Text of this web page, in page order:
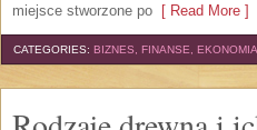
miejsce stworzone po [ Read More ]
CATEGORIES: BIZNES, FINANSE, EKONOMIA